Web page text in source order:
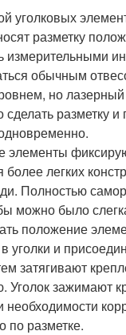
уголковых
разметку
измерительными
обычным
но
сделать разметку и
элементы
легких
Полностью
можно было
положение
уголки и
затягивают
Уголок зажимают
по разметке.